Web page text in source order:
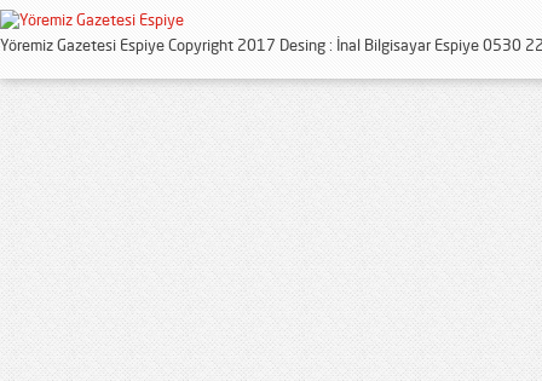
Yöremiz Gazetesi Espiye Copyright 2017 Desing : İnal Bilgisayar Espiye 0530